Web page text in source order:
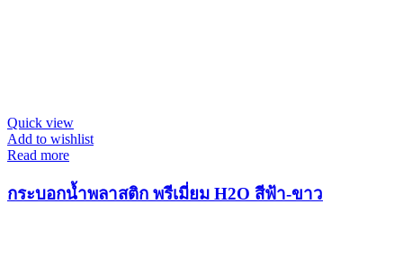
Quick view
Add to wishlist
Read more
กระบอกน้ำพลาสติก พรีเมี่ยม H2O สีฟ้า-ขาว